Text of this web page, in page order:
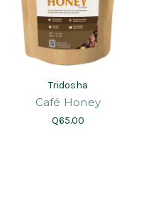
Tridosha
Café Honey
Q65.00